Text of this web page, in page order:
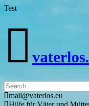
Test
Skip
mail@vaterlos.eu
Hilfe für Väter und